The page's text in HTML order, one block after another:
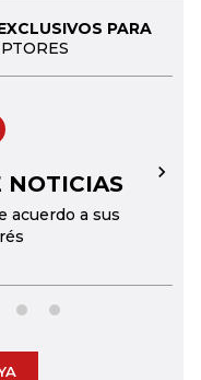
PARA
NOTICIAS
acuerdo a sus
→